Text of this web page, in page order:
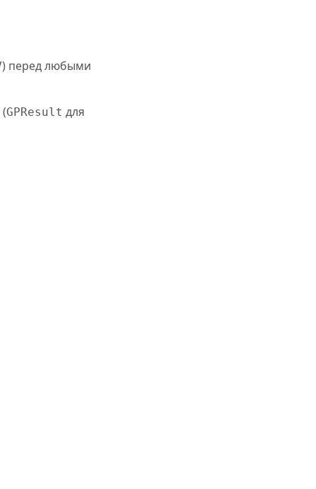
) перед любыми
GPResult для